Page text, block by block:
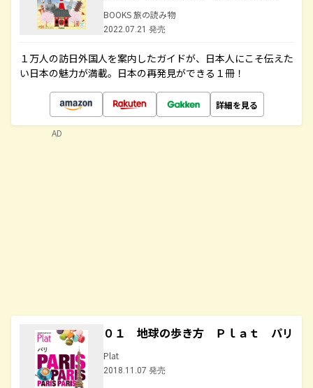
BOOKS 旅の読み物
2022.07.21 発売
１万人の訪日外国人を案内したガイドが、日本人にこそ伝えた
い日本の魅力が満載。日本の再発見ができる１冊！
詳細を見る
０１ 地球の歩き方 Ｐｌａｔ パリ
Plat
2018.11.07 発売
AD